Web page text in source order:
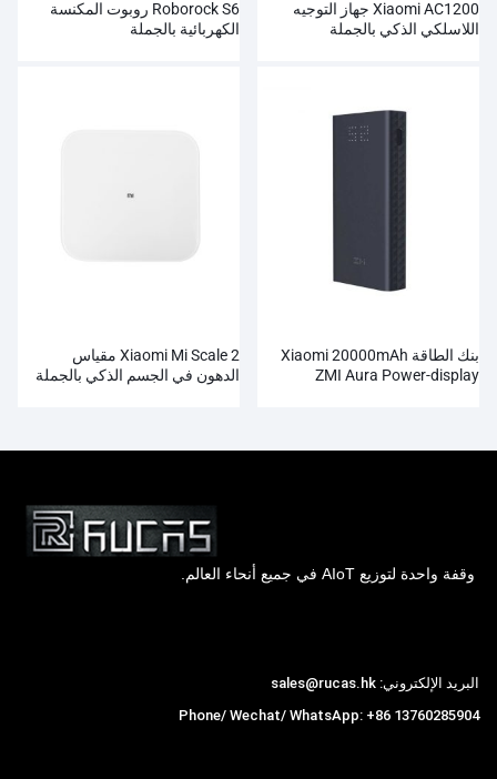
Xiaomi AC1200 جهاز التوجيه
اللاسلكي الذكي بالجملة
Roborock S6 روبوت المكنسة
الكهربائية بالجملة
بنك الطاقة Xiaomi 20000mAh
ZMI Aura Power-display
Xiaomi Mi Scale 2 مقياس
الدهون في الجسم الذكي بالجملة
وقفة واحدة لتوزيع AIoT في جميع أنحاء العالم.
البريد الإلكتروني: sales@rucas.hk
Phone/ Wechat/ WhatsApp: +86 13760285904